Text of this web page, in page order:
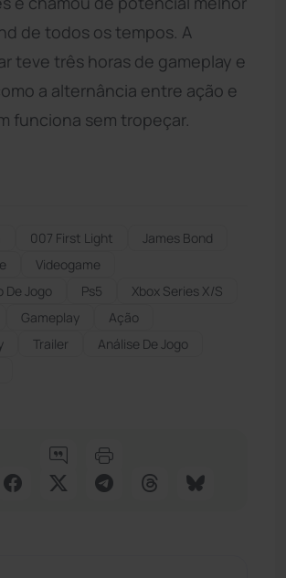
de todos os tempos. A
teve três horas de gameplay e
a alternância entre ação e
funciona sem tropeçar.
007 First Light
James Bond
Videogame
De Jogo
Ps5
Xbox Series X/s
Gameplay
Ação
Trailer
Análise De Jogo